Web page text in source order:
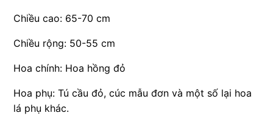
Chiều cao: 65-70 cm
Chiều rộng: 50-55 cm
Hoa chính: Hoa hồng đỏ
Hoa phụ: Tú cầu đỏ, cúc mẫu đơn và một số lại hoa
lá phụ khác.